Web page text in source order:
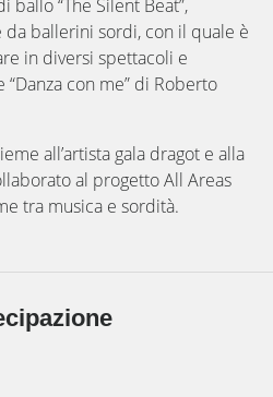
ballo “The Silent Beat”,
ballerini sordi, con il quale è
in diversi spettacoli e
con me” di Roberto
all’artista gala dragot e alla
al progetto All Areas
tra musica e sordità.